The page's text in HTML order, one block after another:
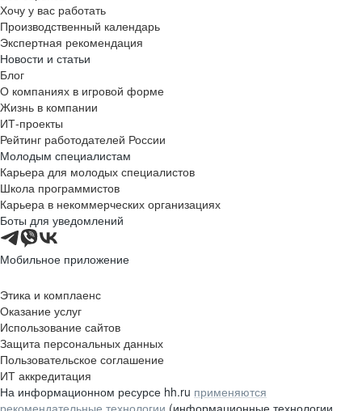
Хочу у вас работать
Производственный календарь
Экспертная рекомендация
Новости и статьи
Блог
О компаниях в игровой форме
Жизнь в компании
ИТ-проекты
Рейтинг работодателей России
Молодым специалистам
Карьера для молодых специалистов
Школа программистов
Карьера в некоммерческих организациях
Боты для уведомлений
Мобильное приложение
Этика и комплаенс
Оказание услуг
Использование сайтов
Защита персональных данных
Пользовательское соглашение
ИТ аккредитация
На информационном ресурсе hh.ru применяются
рекомендательные технологии (информационные технологии